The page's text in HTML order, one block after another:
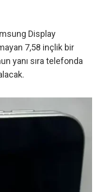
Display
7,58 inçlik bir
yanı sıra telefonda